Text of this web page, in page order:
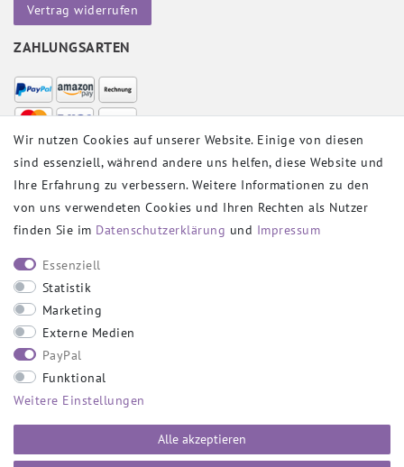
Vertrag widerrufen
ZAHLUNGSARTEN
VERSANDPARTNER
SOCIAL
SICHER EINKAUFEN
Wir nutzen Cookies auf unserer Website. Einige von diesen
sind essenziell, während andere uns helfen, diese Website und
Ihre Erfahrung zu verbessern. Weitere Informationen zu den
von uns verwendeten Cookies und Ihren Rechten als Nutzer
finden Sie im Daten­schutz­erklärung und Impressum
Essenziell
Statistik
Marketing
Externe Medien
PayPal
Funktional
Weitere Einstellungen
Alle akzeptieren